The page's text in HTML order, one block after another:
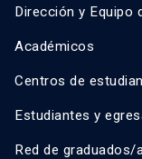
Dirección y Equipo
Académicos
Centros de
Estudiantes y
Red de graduados/